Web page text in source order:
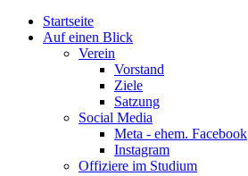
Startseite
Auf einen Blick
Verein
Vorstand
Ziele
Satzung
Social Media
Meta - ehem. Facebook
Instagram
Offiziere im Studium